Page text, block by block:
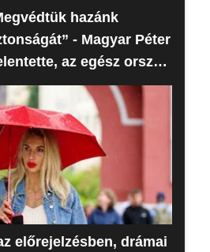
hazánk
- Magyar Péter
az egész ország
erre várt
előrejelzésben, drámai